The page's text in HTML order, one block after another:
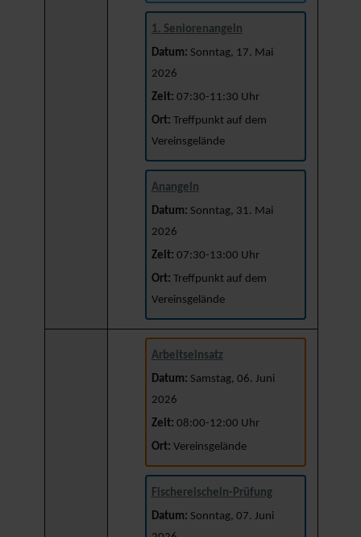
1. Seniorenangeln
Datum: Sonntag, 17. Mai
2026
Zeit: 07:30-11:30 Uhr
Ort: Treffpunkt auf dem
Vereinsgelände
Anangeln
Datum: Sonntag, 31. Mai
2026
Zeit: 07:30-13:00 Uhr
Ort: Treffpunkt auf dem
Vereinsgelände
Arbeitseinsatz
Datum: Samstag, 06. Juni
2026
Zeit: 08:00-12:00 Uhr
Ort: Vereinsgelände
Fischereischein-Prüfung
Datum: Sonntag, 07. Juni